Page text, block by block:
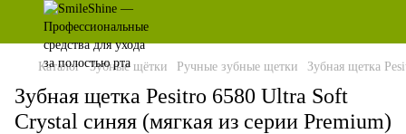
Каталог Зубные щётки Ручные зубные щетки Зубная щетка
Зубная щетка Pesitro 6580 Ultra Soft
Crystal синяя (мягкая из серии Premium)